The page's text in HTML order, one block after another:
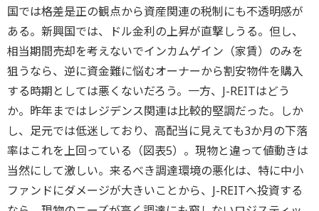
国では格差是正の観点から資産関連の税制にも不透明感が
ある。新興国では、ドル金利の上昇が直撃しうる。但し、
相当期間売却を考えないでインカムゲイン（家賃）のみを
狙うなら、逆に資金難に悩むオーナーから割安物件を購入
する時期としては悪くないだろう。一方、J-REITはどう
か。昨年まではレジデンス関連は比較的堅調だった。しか
し、足元では低迷しており、高配当に見えても3か月の下落
率はこれを上回っている（図表5）。現物と違って値動きは
当然にして激しい。来るべき調達環境の悪化は、特に中小
ファンドにダメージが大きいことから、J-REITへ投資する